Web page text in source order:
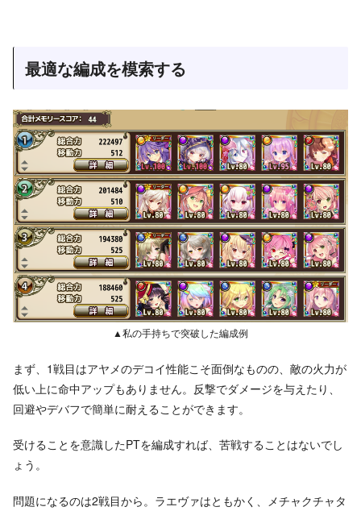
最適な編成を模索する
▲私の手持ちで突破した編成例
まず、1戦目はアヤメのデコイ性能こそ面倒なものの、敵の火力が
低い上に命中アップもありません。反撃でダメージを与えたり、
回避やデバフで簡単に耐えることができます。
受けることを意識したPTを編成すれば、苦戦することはないでし
ょう。
問題になるのは2戦目から。ラエヴァはともかく、メチャクチャタ